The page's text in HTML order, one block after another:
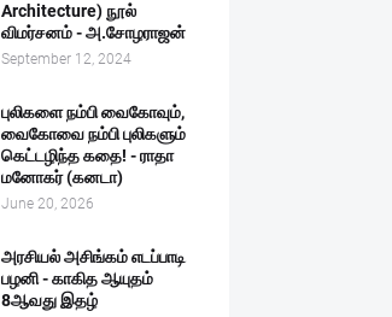
Architecture) நூல்
விமர்சனம் - அ.சோழராஜன்
September 12, 2024
புலிகளை நம்பி வைகோவும்,
வைகோவை நம்பி புலிகளும்
கெட்டழிந்த கதை! - ராதா
மனோகர் (கனடா)
June 20, 2026
அரசியல் அசிங்கம் எடப்பாடி
பழனி - காகித ஆயுதம்
8ஆவது இதழ்